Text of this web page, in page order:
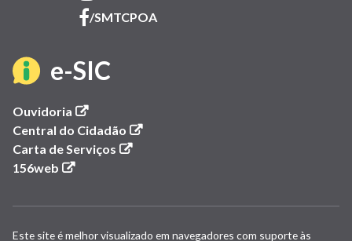
/SMTCPOA(link
e-SIC(link
em
Ouvidoria (link
abre
em
nova
Central do Cidadão (link
abre
janela)
Carta de Serviços (link
nova
156web (link
em
Este site é melhor visualizado em navegadores com suporte às